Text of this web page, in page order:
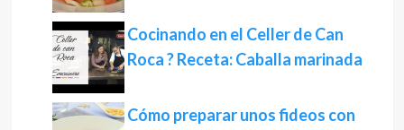
Cocinando en el Celler de Can
Roca ? Receta: Caballa marinada
Cómo preparar unos fideos con